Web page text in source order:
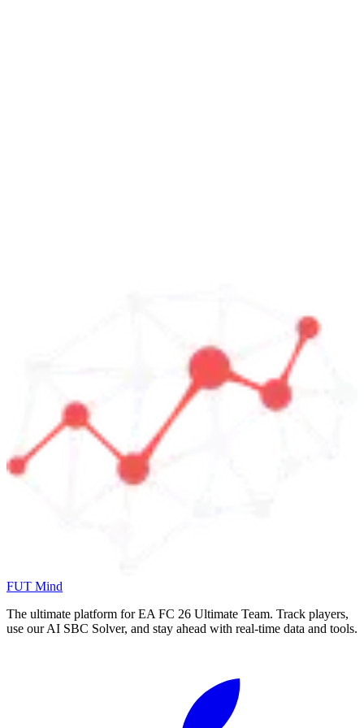
FUT Mind
The ultimate platform for EA FC 26 Ultimate Team. Track players,
use our AI SBC Solver, and stay ahead with real-time data and tools.